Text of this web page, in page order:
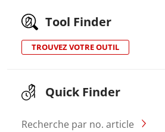
Tool Finder
TROUVEZ VOTRE OUTIL
Quick Finder
Recherche par no. article